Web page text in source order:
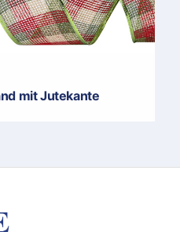
mit Jutekante